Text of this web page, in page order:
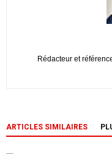
Rédacteur et
ARTICLES SIMILAIRES